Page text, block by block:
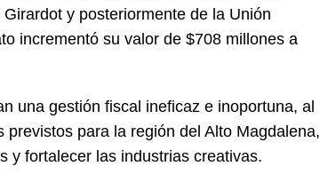
y posteriormente de la Unión
incrementó su valor de $708 millones a
una gestión fiscal ineficaz e inoportuna, al
para la región del Alto Magdalena,
y fortalecer las industrias creativas.